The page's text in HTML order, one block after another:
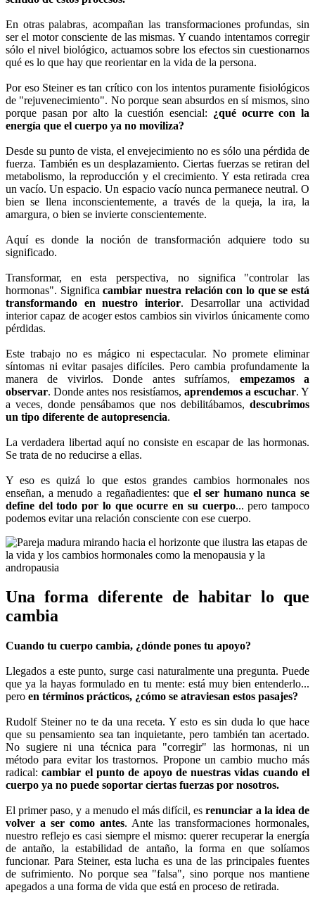
En otras palabras, acompañan las transformaciones profundas, sin
ser el motor consciente de las mismas. Y cuando intentamos corregir
sólo el nivel biológico, actuamos sobre los efectos sin cuestionarnos
qué es lo que hay que reorientar en la vida de la persona.
Por eso Steiner es tan crítico con los intentos puramente fisiológicos
de "rejuvenecimiento". No porque sean absurdos en sí mismos, sino
porque pasan por alto la cuestión esencial: ¿qué ocurre con la
energía que el cuerpo ya no moviliza?
Desde su punto de vista, el envejecimiento no es sólo una pérdida de
fuerza. También es un desplazamiento. Ciertas fuerzas se retiran del
metabolismo, la reproducción y el crecimiento. Y esta retirada crea
un vacío. Un espacio. Un espacio vacío nunca permanece neutral. O
bien se llena inconscientemente, a través de la queja, la ira, la
amargura, o bien se invierte conscientemente.
Aquí es donde la noción de transformación adquiere todo su
significado.
Transformar, en esta perspectiva, no significa "controlar las
hormonas". Significacambiar nuestra relación con lo que se está
transformando en nuestro interior. Desarrollar una actividad
interior capaz de acoger estos cambios sin vivirlos únicamente como
pérdidas.
Este trabajo no es mágico ni espectacular. No promete eliminar
síntomas ni evitar pasajes difíciles. Pero cambia profundamente la
manera de vivirlos. Donde antes sufríamos, empezamos a
observar. Donde antes nos resistíamos, aprendemos a escuchar. Y
a veces, donde pensábamos que nos debilitábamos, descubrimos
un tipo diferente de autopresencia.
La verdadera libertad aquí no consiste en escapar de las hormonas.
Se trata de no reducirse a ellas.
Y eso es quizá lo que estos grandes cambios hormonales nos
enseñan, a menudo a regañadientes: queel ser humano nunca se
define del todo por lo que ocurre en su cuerpo... pero tampoco
podemos evitar una relación consciente con ese cuerpo.
Una forma diferente de habitar lo que
cambia
Cuando tu cuerpo cambia, ¿dónde pones tu apoyo?
Llegados a este punto, surge casi naturalmente una pregunta. Puede
que ya la hayas formulado en tu mente: está muy bien entenderlo...
pero en términos prácticos, ¿cómo se atraviesan estos pasajes?
Rudolf Steiner no te da una receta. Y esto es sin duda lo que hace
que su pensamiento sea tan inquietante, pero también tan acertado.
No sugiere ni una técnica para "corregir" las hormonas, ni un
método para evitar los trastornos. Propone un cambio mucho más
radical:cambiar el punto de apoyo de nuestras vidas cuando el
cuerpo ya no puede soportar ciertas fuerzas por nosotros.
El primer paso, y a menudo el más difícil, esrenunciar a la idea de
volver a ser como antes. Ante las transformaciones hormonales,
nuestro reflejo es casi siempre el mismo: querer recuperar la energía
de antaño, la estabilidad de antaño, la forma en que solíamos
funcionar. Para Steiner, esta lucha es una de las principales fuentes
de sufrimiento. No porque sea "falsa", sino porque nos mantiene
apegados a una forma de vida que está en proceso de retirada.